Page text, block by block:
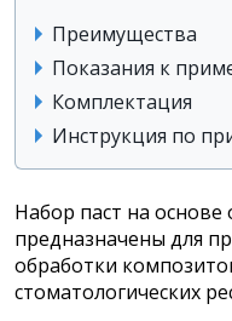
Преимущества
Показания к
Комплектация
Инструкция по
Набор паст на
предназначены для
обработки
стоматологических